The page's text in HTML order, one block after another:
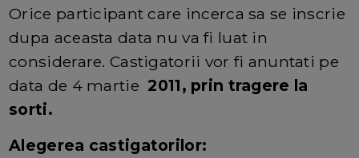
Orice participant care incerca sa se inscrie
dupa aceasta data nu va fi luat in
considerare. Castigatorii vor fi anuntati pe
data de 4 martie2011, prin tragere la
sorti.
Alegerea castigatorilor: